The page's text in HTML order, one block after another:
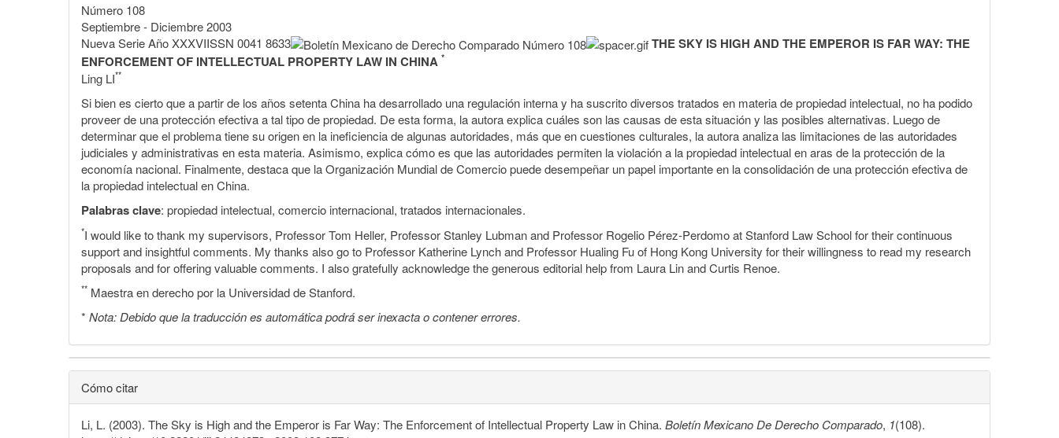
Número 108
Septiembre - Diciembre 2003
Nueva Serie Año XXXVIISSN 0041 8633
THE SKY IS HIGH AND THE EMPEROR IS FAR WAY: THE
ENFORCEMENT OF INTELLECTUAL PROPERTY LAW IN CHINA *
Ling LI**
Si bien es cierto que a partir de los años setenta China ha desarrollado una regulación interna y ha suscrito diversos tratados en materia de propiedad intelectual, no ha podido
proveer de una protección efectiva a tal tipo de propiedad. De esta forma, la autora explica cuáles son las causas de esta situación y las posibles alternativas. Luego de
determinar que el problema tiene su origen en la ineficiencia de algunas autoridades, más que en cuestiones culturales, la autora analiza las limitaciones de las autoridades
judiciales y administrativas en esta materia. Asimismo, explica cómo es que las autoridades permiten la violación a la propiedad intelectual en aras de la protección de la
economía nacional. Finalmente, destaca que la Organización Mundial de Comercio puede desempeñar un papel importante en la consolidación de una protección efectiva de
la propiedad intelectual en China.
Palabras clave: propiedad intelectual, comercio internacional, tratados internacionales.
*I would like to thank my supervisors, Professor Tom Heller, Professor Stanley Lubman and Professor Rogelio Pérez-Perdomo at Stanford Law School for their continuous
support and insightful comments. My thanks also go to Professor Katherine Lynch and Professor Hualing Fu of Hong Kong University for their willingness to read my research
proposals and for offering valuable comments. I also gratefully acknowledge the generous editorial help from Laura Lin and Curtis Renoe.
** Maestra en derecho por la Universidad de Stanford.
* Nota: Debido que la traducción es automática podrá ser inexacta o contener errores.
Cómo citar
Li, L. (2003). The Sky is High and the Emperor is Far Way: The Enforcement of Intellectual Property Law in China. Boletín Mexicano De Derecho Comparado, 1(108).